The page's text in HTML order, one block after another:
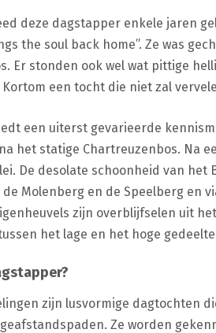
deze dagstapper enkele jaren
the soul back home”. Ze was
Er stonden ook wel wat pittige
Kortom een tocht die niet zal
een uiterst gevarieerde
het statige Chartreuzenbos. Na
De desolate schoonheid van
Molenberg en de Speelberg en
zijn overblijfselen uit
het lage en het hoge
zijn lusvormige dagtochten
Ze worden